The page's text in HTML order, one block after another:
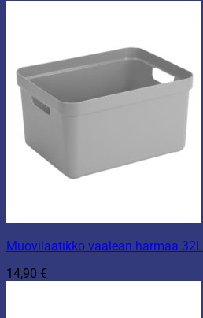
Muovilaatikko vaalean harmaa 32L
14,90 €